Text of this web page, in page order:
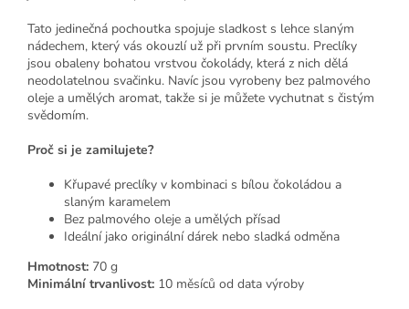
Tato jedinečná pochoutka spojuje sladkost s lehce slaným
nádechem, který vás okouzlí už při prvním soustu. Preclíky
jsou obaleny bohatou vrstvou čokolády, která z nich dělá
neodolatelnou svačinku. Navíc jsou vyrobeny bez palmového
oleje a umělých aromat, takže si je můžete vychutnat s čistým
svědomím.
Proč si je zamilujete?
Křupavé preclíky v kombinaci s bílou čokoládou a
slaným karamelem
Bez palmového oleje a umělých přísad
Ideální jako originální dárek nebo sladká odměna
Hmotnost: 70 g
Minimální trvanlivost: 10 měsíců od data výroby